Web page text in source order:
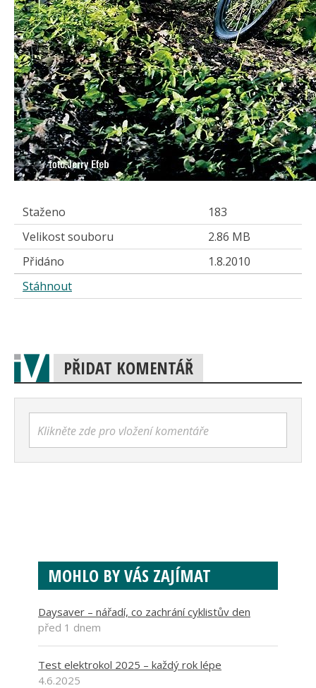
Staženo
183
Velikost souboru
2.86 MB
Přidáno
1.8.2010
Stáhnout
PŘIDAT KOMENTÁŘ
Klikněte zde pro vložení komentáře
MOHLO BY VÁS ZAJÍMAT
Daysaver – nářadí, co zachrání cyklistův den
před 1 dnem
Test elektrokol 2025 – každý rok lépe
4.6.2025